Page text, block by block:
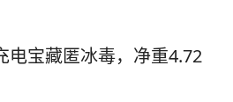
电宝藏匿冰毒，净重4.72